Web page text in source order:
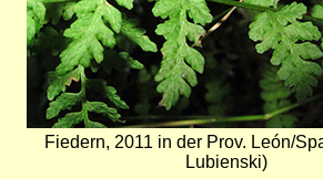
Fiedern, 2011 in der Prov. León/
Lubienski)